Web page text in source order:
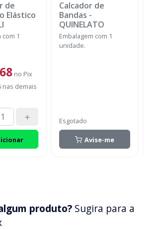
de
Elástico
com 1
no Pix
nas demais
Calcador de
Bandas -
QUINELATO
Embalagem com 1
unidade.
Esgotado
Avise-me
produto? Sugira para a